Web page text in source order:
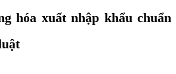
hóa xuất nhập khẩu chuẩn